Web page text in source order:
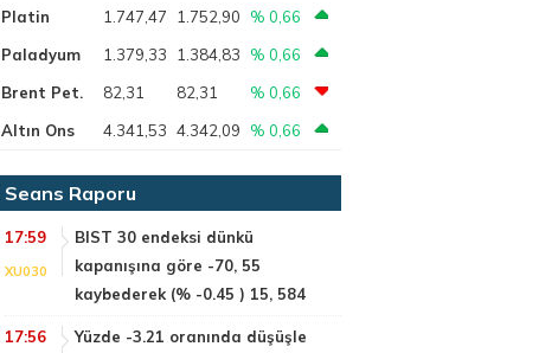
Platin
1.747,47 1.752,90
% 0,66
Paladyum
1.379,33 1.384,83
% 0,66
Brent Pet.
82,31 82,31
% 0,66
Altın Ons
4.341,53 4.342,09 % 0,66
Seans Raporu
17:59
XU030
BIST 30 endeksi dünkü
kapanışına göre -70, 55
kaybederek (% -0.45 ) 15, 584
17:56
Yüzde -3.21 oranında düşüşle